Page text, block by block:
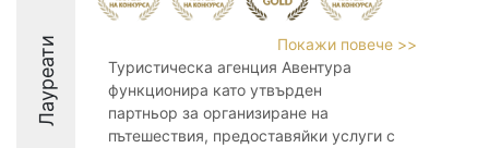
Лауреати
Покажи повече >>
Туристическа агенция Авентура
функционира като утвърден
партньор за организиране на
пътешествия, предоставяйки услуги с